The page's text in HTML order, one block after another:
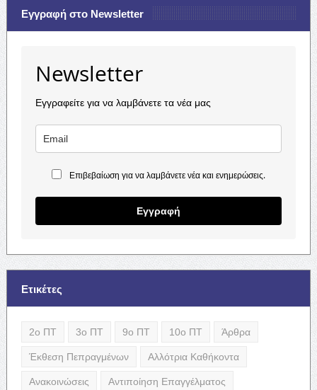
Εγγραφή στο Newsletter
Newsletter
Εγγραφείτε για να λαμβάνετε τα νέα μας
Επιβεβαίωση για να λαμβάνετε νέα και ενημερώσεις.
Εγγραφή
Ετικέτες
2ο ΠΤ 3ο ΠΤ 9ο ΠΤ 10ο ΠΤ Άρθρα
Έκθεση Πεπραγμένων Αλλότρια Καθήκοντα
Ανακοινώσεις Αντιποίηση Επαγγέλματος